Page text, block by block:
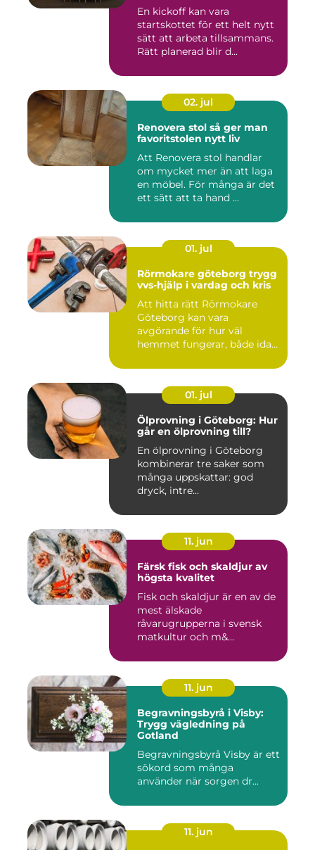
En kickoff kan vara
startskottet för ett helt nytt
sätt att arbeta tillsammans.
Rätt planerad blir d...
02. jul
Renovera stol så ger man
favoritstolen nytt liv
Att Renovera stol handlar
om mycket mer än att laga
en möbel. För många är det
ett sätt att ta hand ...
01. jul
Rörmokare göteborg trygg
vvs-hjälp i vardag och kris
Att hitta rätt Rörmokare
Göteborg kan vara
avgörande för hur väl
hemmet fungerar, både idag
01. jul
Ölprovning i Göteborg: Hur
går en ölprovning till?
En ölprovning i Göteborg
kombinerar tre saker som
många uppskattar: god
dryck, intre...
11. jun
Färsk fisk och skaldjur av
högsta kvalitet
Fisk och skaldjur är en av de
mest älskade
råvarugrupperna i svensk
matkultur och m&...
11. jun
Begravningsbyrå i Visby:
Trygg vägledning på
Gotland
Begravningsbyrå Visby är ett
sökord som många
använder när sorgen dr...
11. jun